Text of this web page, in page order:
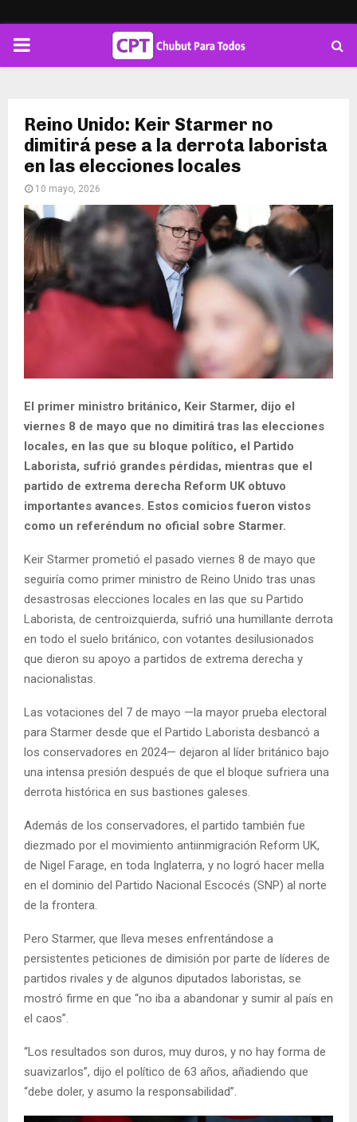
PRIMARY
Reino Unido: Keir Starmer no
dimitirá pese a la derrota laborista
en las elecciones locales
10 mayo, 2026
El primer ministro británico, Keir Starmer, dijo el
viernes 8 de mayo que no dimitirá tras las elecciones
locales, en las que su bloque político, el Partido
Laborista, sufrió grandes pérdidas, mientras que el
partido de extrema derecha Reform UK obtuvo
importantes avances. Estos comicios fueron vistos
como un referéndum no oficial sobre Starmer.
Keir Starmer prometió el pasado viernes 8 de mayo que
seguiría como primer ministro de Reino Unido tras unas
desastrosas elecciones locales en las que su Partido
Laborista, de centroizquierda, sufrió una humillante derrota
en todo el suelo británico, con votantes desilusionados
que dieron su apoyo a partidos de extrema derecha y
nacionalistas.
Las votaciones del 7 de mayo —la mayor prueba electoral
para Starmer desde que el Partido Laborista desbancó a
los conservadores en 2024— dejaron al líder británico bajo
una intensa presión después de que el bloque sufriera una
derrota histórica en sus bastiones galeses.
Además de los conservadores, el partido también fue
diezmado por el movimiento antiinmigración Reform UK,
de Nigel Farage, en toda Inglaterra, y no logró hacer mella
en el dominio del Partido Nacional Escocés (SNP) al norte
de la frontera.
Pero Starmer, que lleva meses enfrentándose a
persistentes peticiones de dimisión por parte de líderes de
partidos rivales y de algunos diputados laboristas, se
mostró firme en que “no iba a abandonar y sumir al país en
el caos”.
“Los resultados son duros, muy duros, y no hay forma de
suavizarlos”, dijo el político de 63 años, añadiendo que
“debe doler, y asumo la responsabilidad”.